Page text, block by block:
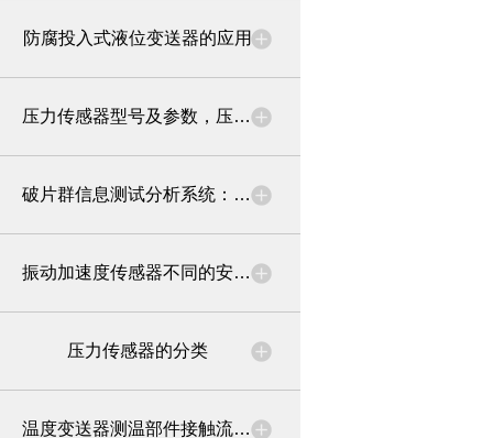
防腐投入式液位变送器的应用
压力传感器型号及参数，压力传感器选型依据
破片群信息测试分析系统：精准捕捉战场“杀手”的秘密
振动加速度传感器不同的安装方式
压力传感器的分类
温度变送器测温部件接触流体的方式